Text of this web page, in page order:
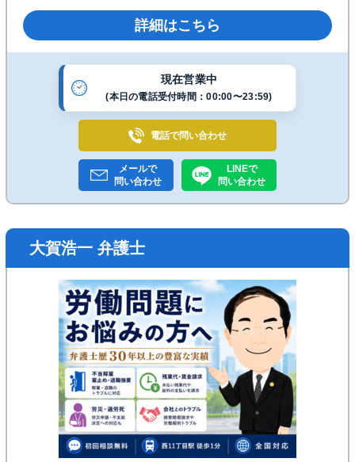
可能。個人・企業を問わず、依頼者が目指す解決に向
けて豊富な実績と経験があります。まずはお気軽にご
相談ください。
詳細はこちら
現在営業中
(本日の電話受付時間：00:00〜23:59)
電話で問い合わせ
メールで
問い合わせ
LINEで
問い合わせ
大賀浩一 弁護士